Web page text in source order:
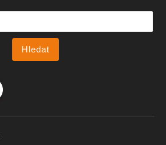
Hledat